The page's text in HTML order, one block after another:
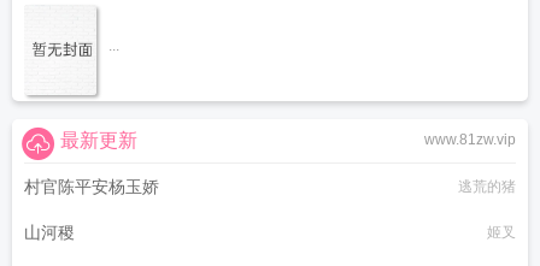
...
www.81zw.vip
最新更新
村官陈平安杨玉娇 逃荒的猪
山河稷 姬叉